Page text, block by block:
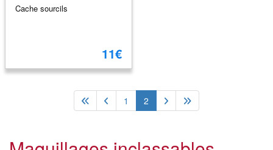
Cache sourcils
11€
1 2